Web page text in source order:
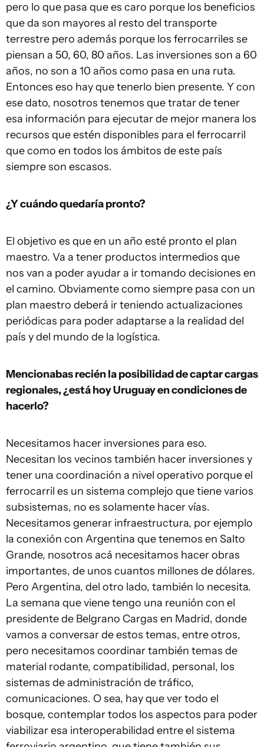
pero lo que pasa que es caro porque los beneficios
que da son mayores al resto del transporte
terrestre pero además porque los ferrocarriles se
piensan a 50, 60, 80 años. Las inversiones son a 60
años, no son a 10 años como pasa en una ruta.
Entonces eso hay que tenerlo bien presente. Y con
ese dato, nosotros tenemos que tratar de tener
esa información para ejecutar de mejor manera los
recursos que estén disponibles para el ferrocarril
que como en todos los ámbitos de este país
siempre son escasos.
¿Y cuándo quedaría pronto?
El objetivo es que en un año esté pronto el plan
maestro. Va a tener productos intermedios que
nos van a poder ayudar a ir tomando decisiones en
el camino. Obviamente como siempre pasa con un
plan maestro deberá ir teniendo actualizaciones
periódicas para poder adaptarse a la realidad del
país y del mundo de la logística.
Mencionabas recién la posibilidad de captar cargas
regionales, ¿está hoy Uruguay en condiciones de
hacerlo?
Necesitamos hacer inversiones para eso.
Necesitan los vecinos también hacer inversiones y
tener una coordinación a nivel operativo porque el
ferrocarril es un sistema complejo que tiene varios
subsistemas, no es solamente hacer vías.
Necesitamos generar infraestructura, por ejemplo
la conexión con Argentina que tenemos en Salto
Grande, nosotros acá necesitamos hacer obras
importantes, de unos cuantos millones de dólares.
Pero Argentina, del otro lado, también lo necesita.
La semana que viene tengo una reunión con el
presidente de Belgrano Cargas en Madrid, donde
vamos a conversar de estos temas, entre otros,
pero necesitamos coordinar también temas de
material rodante, compatibilidad, personal, los
sistemas de administración de tráfico,
comunicaciones. O sea, hay que ver todo el
bosque, contemplar todos los aspectos para poder
viabilizar esa interoperabilidad entre el sistema